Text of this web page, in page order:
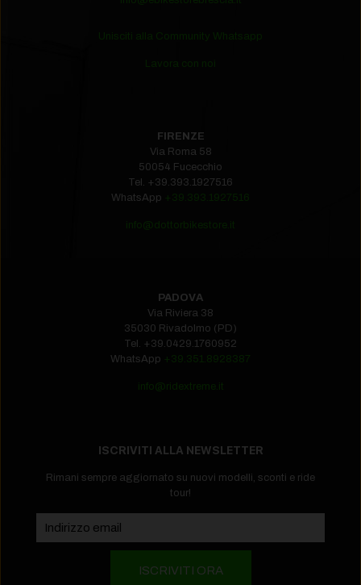
Unisciti alla Community Whatsapp
Lavora con noi
FIRENZE
Via Roma 58
50054 Fucecchio
Tel. +39.393.1927516‬
WhatsApp +39.393.1927516
info@dottorbikestore.it
PADOVA
Via Riviera 38
35030 Rivadolmo (PD)
Tel. +39.0429.1760952‬
WhatsApp +39.351.8928387
info@ridextreme.it
ISCRIVITI ALLA NEWSLETTER
Rimani sempre aggiornato su nuovi modelli, sconti e ride
tour!